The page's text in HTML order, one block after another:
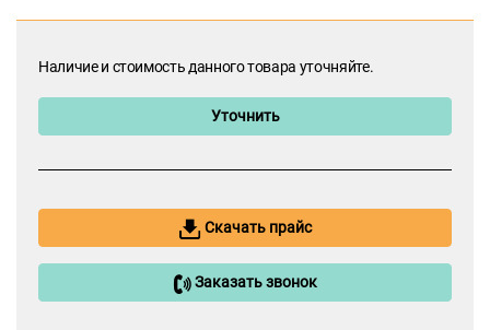
Наличие и стоимость данного товара уточняйте.
Уточнить
Скачать прайс
Заказать звонок